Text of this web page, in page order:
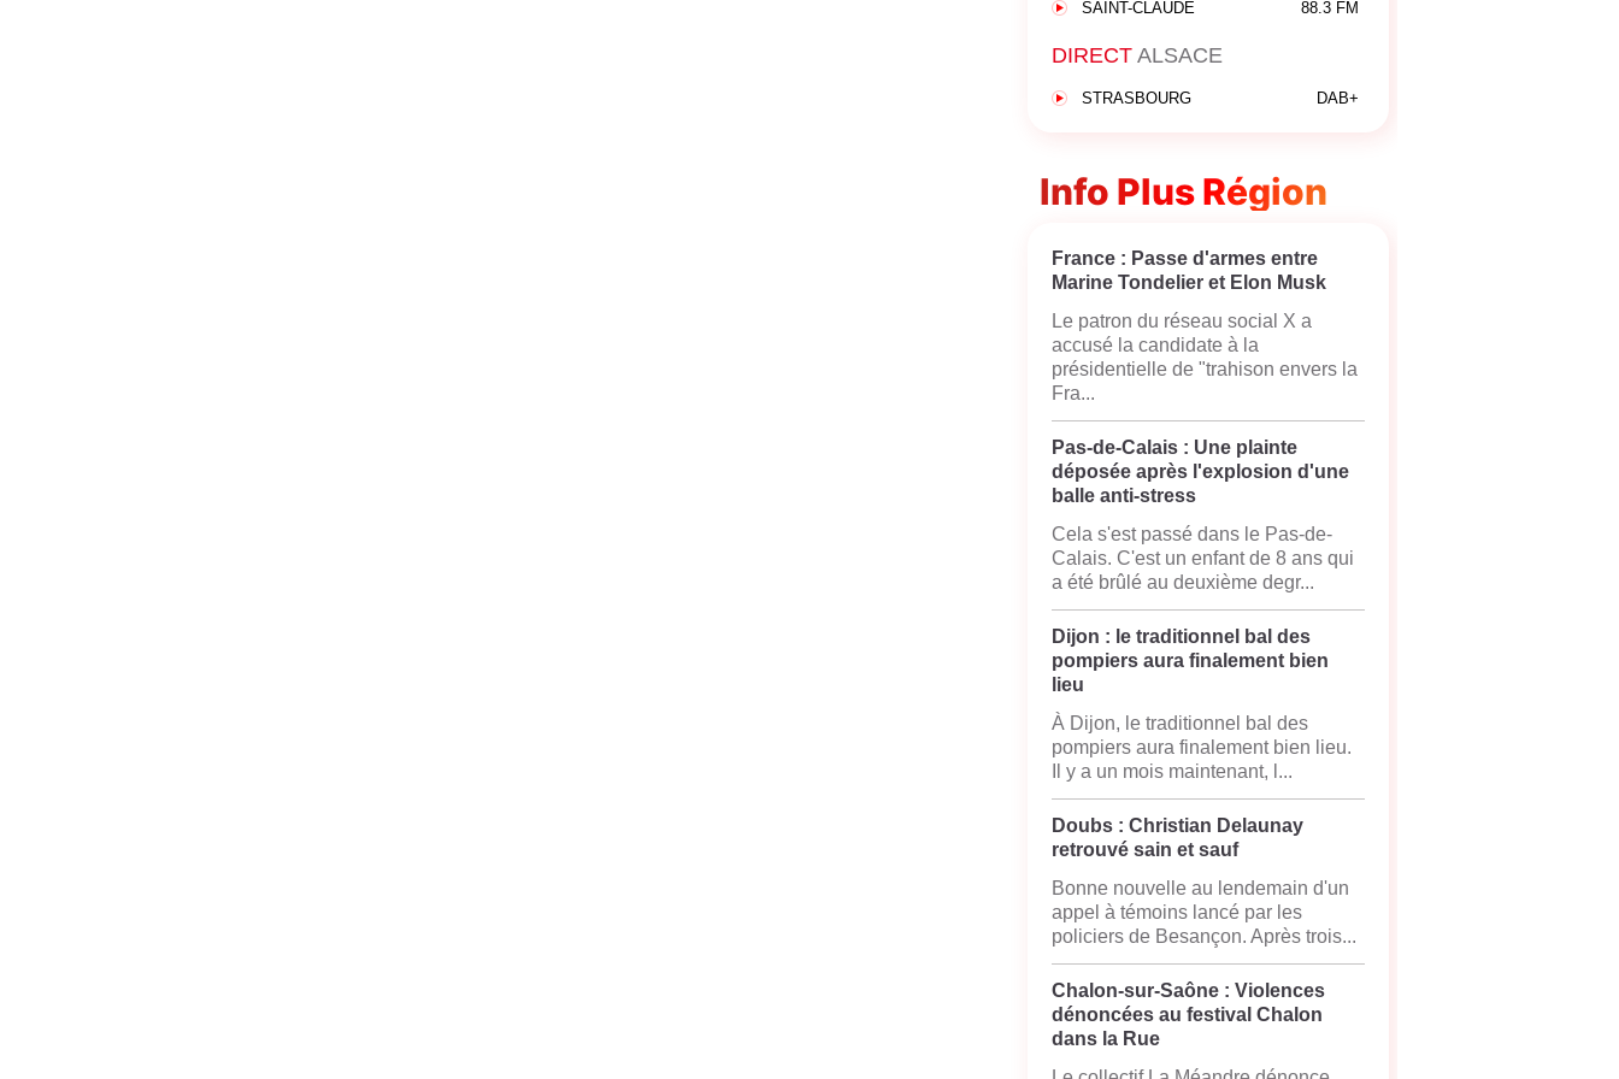
SAINT-CLAUDE 88.3 FM
DIRECTALSACE
STRASBOURG DAB+
Info Plus Région
France : Passe d'armes entre
Marine Tondelier et Elon Musk
Le patron du réseau social X a
accusé la candidate à la
présidentielle de "trahison envers la
Fra...
Pas-de-Calais : Une plainte
déposée après l'explosion d'une
balle anti-stress
Cela s'est passé dans le Pas-de-
Calais. C'est un enfant de 8 ans qui
a été brûlé au deuxième degr...
Dijon : le traditionnel bal des
pompiers aura finalement bien
lieu
À Dijon, le traditionnel bal des
pompiers aura finalement bien lieu.
Il y a un mois maintenant, l...
Doubs : Christian Delaunay
retrouvé sain et sauf
Bonne nouvelle au lendemain d'un
appel à témoins lancé par les
policiers de Besançon. Après trois...
Chalon-sur-Saône : Violences
dénoncées au festival Chalon
dans la Rue